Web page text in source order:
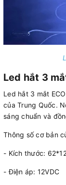
Led hắt 3
Led hắt 3 mắt
của Trung Quốc.
sáng chuẩn và
Thông số cơ bản
- Kích thước:
- Điện áp: 12VDC